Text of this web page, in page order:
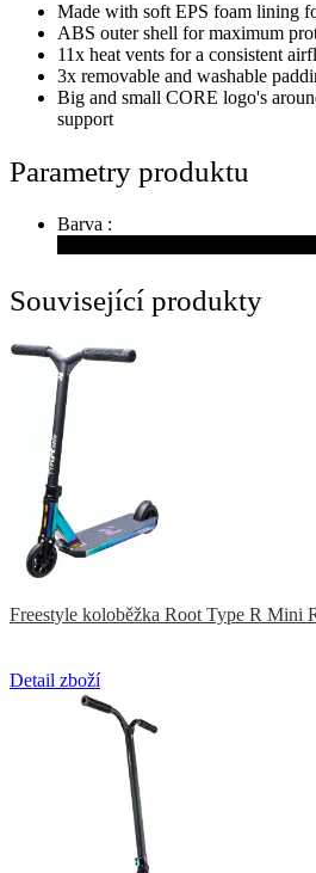
Made with soft EPS foam lining
ABS outer shell for maximum
11x heat vents for a consistent
3x removable and washable
Big and small CORE logo's
support
Parametry produktu
Barva :
Související produkty
Freestyle koloběžka Root Type R Mini
Detail zboží